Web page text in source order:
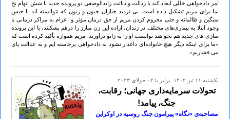
امر دادخواهی خللی ایجاد کند با رذالت و دنائت زایدالوصفی دو پرونده جدید با شش اتهام نخ
نما برای مریم تشکیل داده است. بی تردید جباران جبون و زبون که نتوانسته اند با حبس
سنگین و ظالمانه و حتی محروم کردن مریم از حق درمان مؤثر و اعزام به مراکز درمانی با
وجود ابتلا به بیماری‌های مختلف در زندان، اراده این زن مبارز را درهم بشکنند، با این پرونده
سازی های جدید هم نخواهند توانست او را به زانو درآورند. مریم همواره تأکید کرده است که
«ما برای اینکه دیگر هیچ خانواده‌ای داغدار نشود به دادخواهی برخاسته ایم و به عدالت پای
می فشاریم».
يكشنبه ۱۱ تير ۱۴۰۲ برابر با ۰۲ جولای ۲۰۲۳
تحولات سرمایه‌داری جهانی؛ رقابت،
جنگ، پیامد!
مصاحبه‌ی «نگاه» پیرامون جنگ روسیه در اوکراین